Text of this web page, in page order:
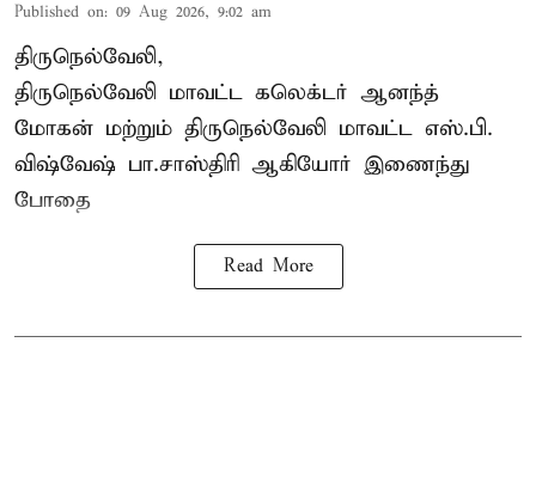
Published on: 09 Aug 2026, 9:02 am
திருநெல்வேலி,
திருநெல்வேலி மாவட்ட கலெக்டர் ஆனந்த்
மோகன் மற்றும் திருநெல்வேலி மாவட்ட எஸ்.பி.
விஷ்வேஷ் பா.சாஸ்திரி ஆகியோர் இணைந்து
போதை
Read More